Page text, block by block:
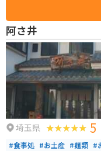
で、居酒屋としても優秀と
取り揃えています。昼営業
るそうなので、要注意。
阿さ井
埼玉県 5
#食事処 #お土産 #麺類 #